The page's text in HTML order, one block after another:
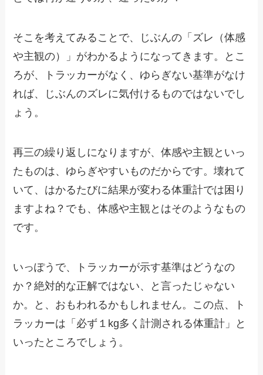
そこを考えてみることで、じぶんの「ズレ（体感
や主観の）」がわかるようになってきます。とこ
ろが、トラッカーがなく、ゆらぎない基準がなけ
れば、じぶんのズレに気付けるものではないでし
ょう。
再三の繰り返しになりますが、体感や主観といっ
たものは、ゆらぎやすいものだからです。壊れて
いて、はかるたびに結果が変わる体重計では困り
ますよね？でも、体感や主観とはそのようなもの
です。
いっぽうで、トラッカーが示す基準はどうなの
か？絶対的な正解ではない、と言ったじゃない
か。と、おもわれるかもしれません。この点、ト
ラッカーは「必ず１kg多く計測される体重計」と
いったところでしょう。